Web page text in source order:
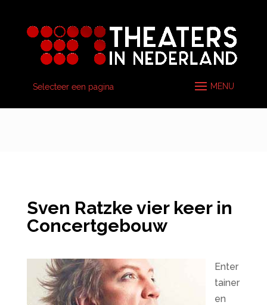
Selecteer een pagina
Sven Ratzke vier keer in
Concertgebouw
Enter
tainer
en